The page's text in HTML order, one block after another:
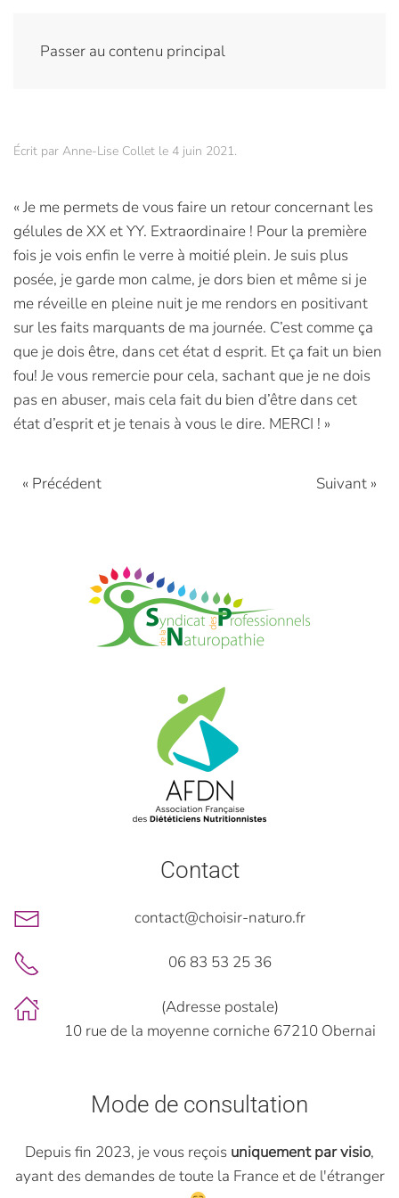
Passer au contenu principal
Écrit par Anne-Lise Collet le 4 juin 2021.
« Je me permets de vous faire un retour concernant les
gélules de XX et YY. Extraordinaire ! Pour la première
fois je vois enfin le verre à moitié plein. Je suis plus
posée, je garde mon calme, je dors bien et même si je
me réveille en pleine nuit je me rendors en positivant
sur les faits marquants de ma journée. C’est comme ça
que je dois être, dans cet état d esprit. Et ça fait un bien
fou! Je vous remercie pour cela, sachant que je ne dois
pas en abuser, mais cela fait du bien d’être dans cet
état d’esprit et je tenais à vous le dire. MERCI ! »
« Précédent Suivant »
Contact
contact@choisir-naturo.fr
06 83 53 25 36
(Adresse postale)
10 rue de la moyenne corniche 67210 Obernai
Mode de consultation
Depuis fin 2023, je vous reçois uniquement par visio,
ayant des demandes de toute la France et de l'étranger